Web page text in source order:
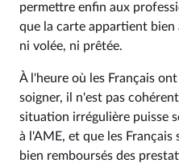
permettre enfin aux
que la carte appartient bien
ni volée, ni prêtée.
À l'heure où les Français
soigner, il n'est pas
situation irrégulière puisse
à l'AME, et que les
bien remboursés des